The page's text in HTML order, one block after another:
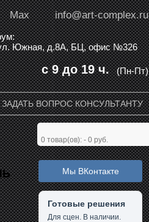
info@art-complex.ru
Max
Южная, д.8А, БЦ, офис №326
(Пн-Пт)
с 9 до 19 ч.
ЗАДАТЬ ВОПРОС КОНСУЛЬТАНТУ
0 товар(ов): - 0 руб.
Мы ВКонтакте
Готовые решения
Для сцен. В наличии.